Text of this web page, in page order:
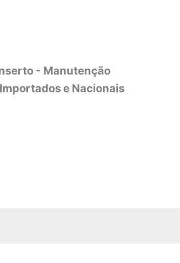
- Manutenção
e Nacionais